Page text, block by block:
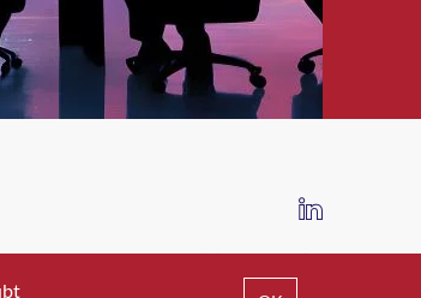
IMPRESSUM DATENSCHUTZ AGB